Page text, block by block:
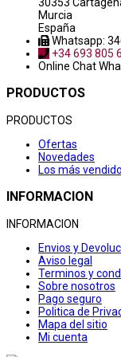
Murcia
España
Whatsapp:
+34 693 805
Online Chat
PRODUCTOS
PRODUCTOS
Ofertas
Novedades
Los más
INFORMACION
INFORMACION
Envios y
Aviso legal
Terminos y
Sobre nosotros
Pago seguro
Politica de
Mapa del sitio
Mi cuenta